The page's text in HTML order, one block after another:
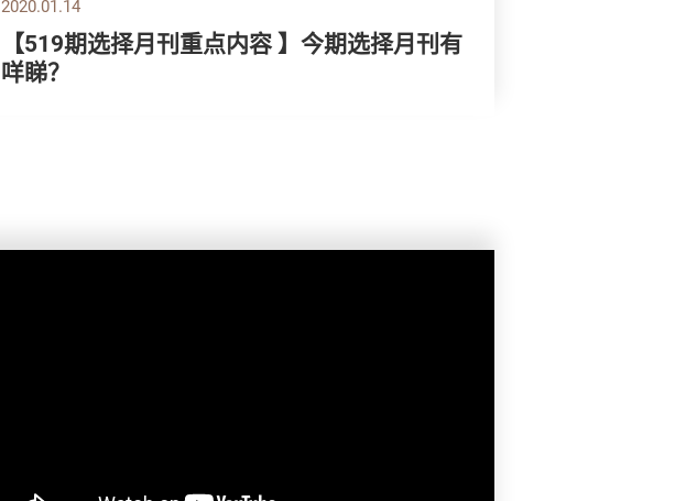
2020.01.14
【519期选择月刊重点内容 】今期选择月刊有
咩睇？